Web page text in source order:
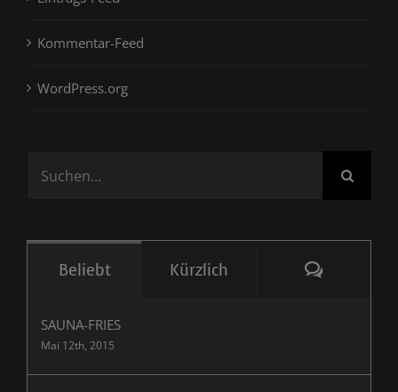
Kommentar-Feed
WordPress.org
Beliebt Kürzlich
SAUNA-FRIES
Mai 12th, 2015